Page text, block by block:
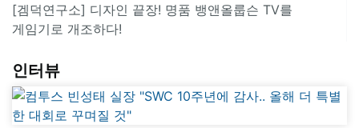
[겜덕연구소] 디자인 끝장! 명품 뱅앤올룹슨 TV를
게임기로 개조하다!
인터뷰